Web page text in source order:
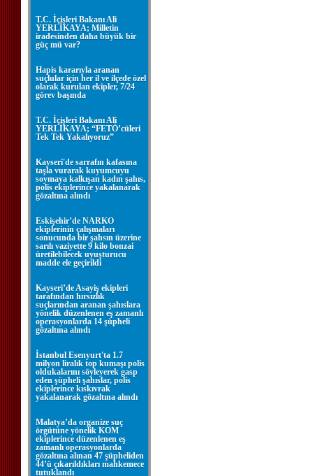
T.C. İçişleri Bakanı Ali
YERLİKAYA; Milletin
iradesinden daha büyük bir
güç mü var?
Hapis kararıyla aranan
suçlular için her il ve ilçede özel
olarak kurulan ekipler, 7/24
görev başında
T.C. İçişleri Bakanı Ali
YERLİKAYA; “FETÖ’cüleri
Tek Tek Yakalıyoruz”
Kayseri'de sarrafın kafasına
taşla vurarak kuyumcuyu
soymaya kalkışan kadın şahıs,
polis ekiplerince yakalanarak
gözaltına alındı
Eskişehir’de NARKO
ekiplerinin çalışmaları
sonucunda bir şahsın üzerine
sarılı vaziyette 9 kilo bonzai
üretilebilecek uyuşturucu
madde ele geçirildi
Kayseri’de Asayiş ekipleri
tarafından hırsızlık
suçlarından aranan şahıslara
yönelik düzenlenen eş zamanlı
operasyonlarda 14 şüpheli
gözaltına alındı
İstanbul Esenyurt'ta 1.7
milyon liralık top kumaşı polis
oldukalarını söyleyerek gasp
eden şüpheli şahıslar, polis
ekiplerince kıskıvrak
yakalanarak gözaltına alındı
Malatya’da organize suç
örgütüne yönelik KOM
ekiplerince düzenlenen eş
zamanlı operasyonlarda
gözaltına alınan 47 şüpheliden
44’ü çıkarıldıkları mahkemece
tutuklandı